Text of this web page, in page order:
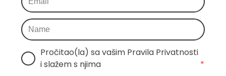
Pročitao(la) sa vašim Pravila Privatnosti
i slažem s njima
*